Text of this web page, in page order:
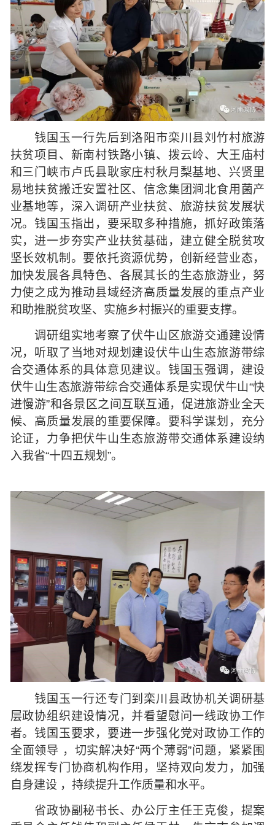
钱国玉一行先后到洛阳市栾川县刘竹村旅游
扶贫项目、新南村铁路小镇、拨云岭、大王庙村
和三门峡市卢氏县耿家庄村秋月梨基地、兴贤里
易地扶贫搬迁安置社区、信念集团涧北食用菌产
业基地等，深入调研产业扶贫、旅游扶贫发展状
况。钱国玉指出，要采取多种措施，抓好政策落
实，进一步夯实产业扶贫基础，建立健全脱贫攻
坚长效机制。要依托资源优势，创新经营业态，
加快发展各具特色、各展其长的生态旅游业，努
力使之成为推动县域经济高质量发展的重点产业
和助推脱贫攻坚、实施乡村振兴的重要支撑。
调研组实地考察了伏牛山区旅游交通建设情
况，听取了当地对规划建设伏牛山生态旅游带综
合交通体系的具体意见建议。钱国玉强调，建设
伏牛山生态旅游带综合交通体系是实现伏牛山“快
进慢游”和各景区之间互联互通，促进旅游业全天
候、高质量发展的重要保障。要科学谋划，充分
论证，力争把伏牛山生态旅游带交通体系建设纳
入我省“十四五规划”。
钱国玉一行还专门到栾川县政协机关调研基
层政协组织建设情况，并看望慰问一线政协工作
者。钱国玉要求，要进一步强化党对政协工作的
全面领导 ，切实解决好“两个薄弱”问题，紧紧围
绕发挥专门协商机构作用，坚持双向发力，加强
自身建设 ，持续提升工作质量和水平。
省政协副秘书长、办公厅主任王克俊，提案